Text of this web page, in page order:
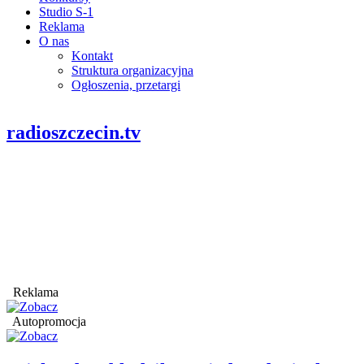
Studio S-1
Reklama
O nas
Kontakt
Struktura organizacyjna
Ogłoszenia, przetargi
radioszczecin.tv
Reklama
Autopromocja